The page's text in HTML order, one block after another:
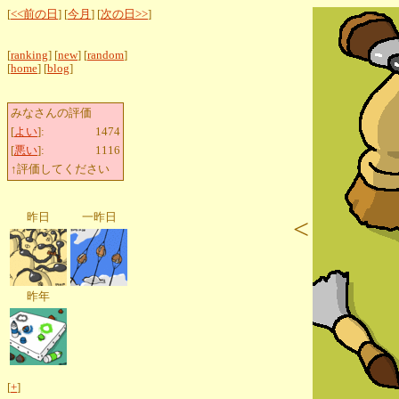
[<<前の日 ] [今月 ] [次の日>>]
[ranking] [new] [random]
[home] [blog]
みなさんの評価
[よい]:
1474
[悪い]:
1116
↑評価してください
昨日 一昨日
昨年
[+]
<